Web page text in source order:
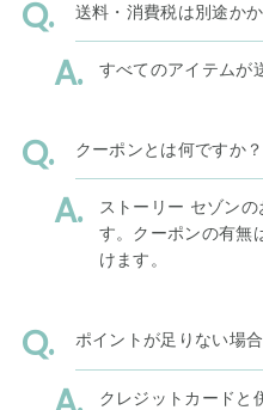
送料・消費税は別途か
すべてのアイテムが
クーポンとは何ですか？
ストーリー セゾン
す。クーポンの有無
けます。
ポイントが足りない場
クレジットカードと